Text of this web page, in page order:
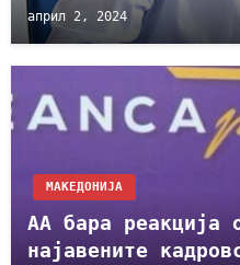
април 2, 2024
МАКЕДОНИЈА
АА бара реакција
најавените